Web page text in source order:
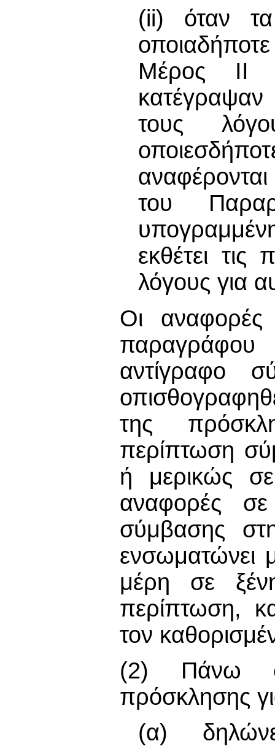
(ii) όταν
Μέρος ΙΙ
τους
του
εκθέτει
λόγους για
Οι
παραγράφου
αντίγραφο
της
περίπτωση
ή μερικώς
αναφορές
σύμβασης
ενσωματώνει
μέρη σε
περίπτωση,
τον
(2) Πάνω
πρόσκλησης
(α)